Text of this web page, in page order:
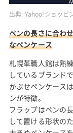
出典: Yahoo!ショッピ
ペンの長さに合わ
なペンケース
札幌革職人館は熟
しているブランドで
かぶせペンケース
ンが特徴。
フラップはペンの
して置ける形状の